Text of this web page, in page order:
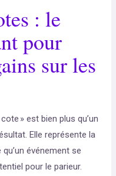
: le
pour
sur les
» est bien plus qu’un
Elle représente la
événement se
pour le parieur.